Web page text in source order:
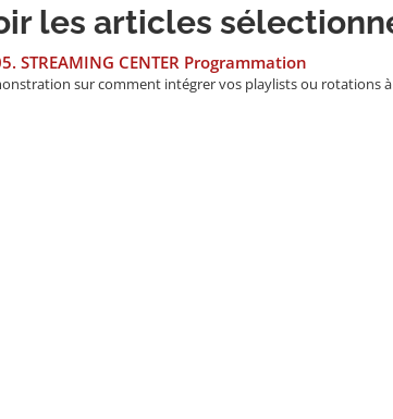
les articles
STREAMING CENTER Programmation
sur comment intégrer vos playlists ou rotations